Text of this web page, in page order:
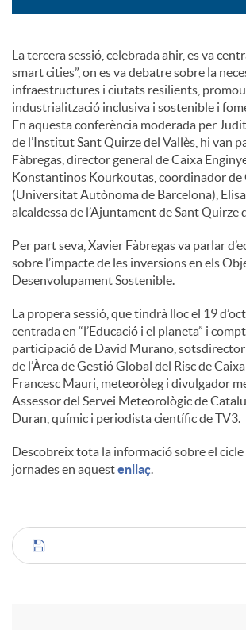
La tercera sessió, celebrada ahir, es va
smart cities”, on es va debatre sobre la
infraestructures i ciutats resilients,
industrialització inclusiva i sostenible i
En aquesta conferència moderada per
de l’Institut Sant Quirze del Vallès, hi van
Fàbregas, director general de Caixa
Konstantinos Kourkoutas, coordinador de
(Universitat Autònoma de Barcelona),
alcaldessa de l’Ajuntament de Sant Quirze
Per part seva, Xavier Fàbregas va parlar
sobre l’impacte de les inversions en els
Desenvolupament Sostenible.
La propera sessió, que tindrà lloc el 19
centrada en “l’Educació i el planeta” i
participació de David Murano,
de l’Àrea de Gestió Global del Risc de Caixa
Francesc Mauri, meteoròleg i divulgador
Assessor del Servei Meteorològic de
Duran, químic i periodista científic de TV3.
Descobreix tota la informació sobre el
jornades en aquestenllaç.
C